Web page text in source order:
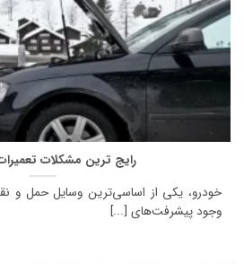
رایج ترین مشکلات
خودرو، یکی از اساسی‌ترین وسایل حمل و
وجود پیشرفت‌های [...]